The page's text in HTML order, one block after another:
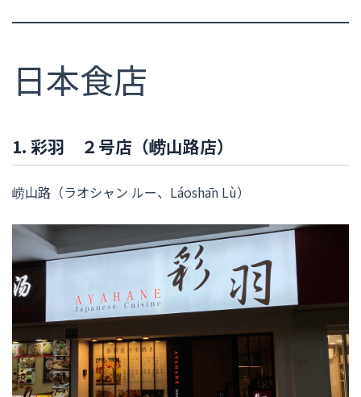
日本食店
1. 彩羽 ２号店（崂山路店）
崂山路（ラオシャン ルー、Láoshān Lù）